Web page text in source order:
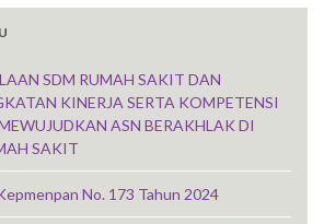
SDM RUMAH SAKIT DAN
KINERJA SERTA KOMPETENSI
ASN BERAKHLAK DI
SAKIT
No. 173 Tahun 2024